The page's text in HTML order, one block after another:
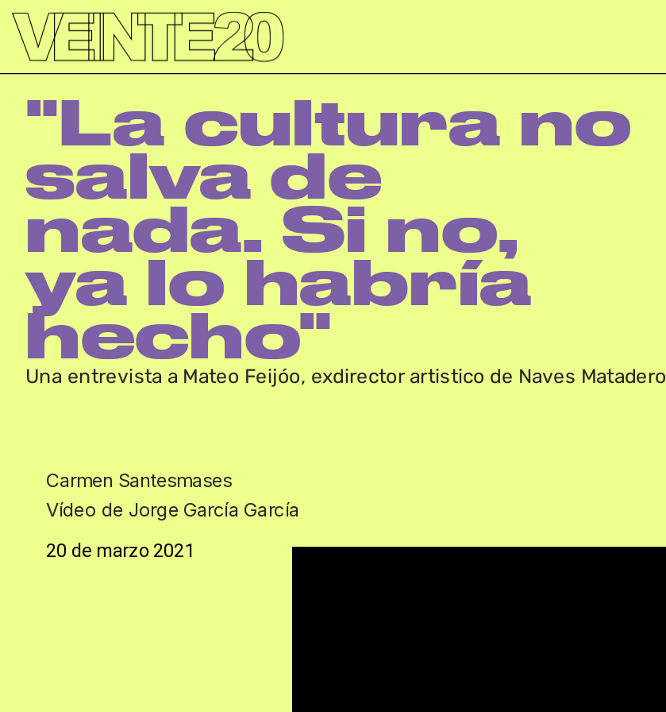
"La cultura no
salva de
nada. Si no,
ya lo habría
hecho"
Una entrevista a Mateo Feijóo, exdirector artistico de Naves Matadero
Carmen Santesmases
Vídeo de Jorge García García
20 de marzo 2021